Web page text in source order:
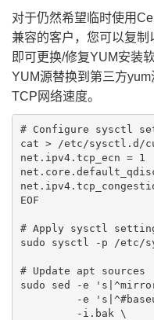
对于仍然希望临时使用
兼容的客户，您可以复制
即可更换/修复YUM安装
YUM源替换到第三方
TCP网络速度。
# Configure sysctl
cat > /etc/sysctl.d/
net.ipv4.tcp_ecn = 1
EOF
# Apply sysctl
sudo sysctl -p /etc/
# Update apt sources
sudo sed -e
-e
-i.bak \